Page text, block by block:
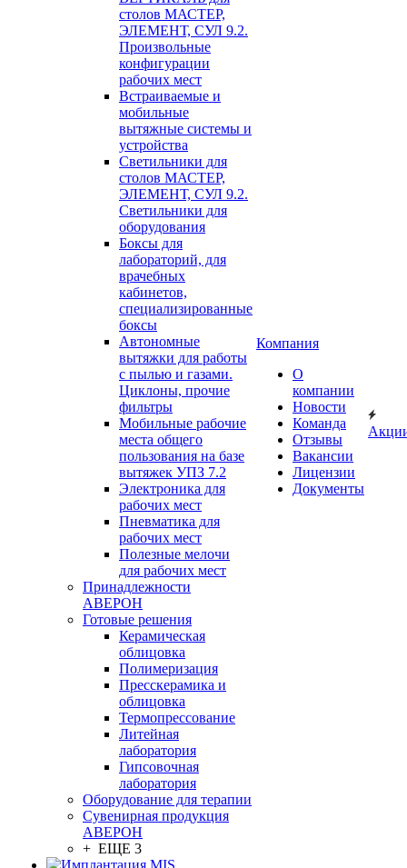
столов МАСТЕР,
ЭЛЕМЕНТ, СУЛ 9.2.
Произвольные
конфигурации
рабочих мест
Встраиваемые и
мобильные
вытяжные системы и
устройства
Светильники для
столов МАСТЕР,
ЭЛЕМЕНТ, СУЛ 9.2.
Светильники для
оборудования
Боксы для
лабораторий, для
врачебных
кабинетов,
специализированные
боксы
Автономные
вытяжки для работы
с пылью и газами.
Циклоны, прочие
фильтры
Мобильные рабочие
места общего
пользования на базе
вытяжек УПЗ 7.2
Электроника для
рабочих мест
Пневматика для
рабочих мест
Полезные мелочи
для рабочих мест
Принадлежности
АВЕРОН
Готовые решения
Керамическая
облицовка
Полимеризация
Пресскерамика и
облицовка
Термопрессование
Литейная
лаборатория
Гипсовочная
лаборатория
Оборудование для терапии
Сувенирная продукция
АВЕРОН
+ ЕЩЕ 3
Компания
О
компании
Новости
Команда
Отзывы
Вакансии
Лицензии
Документы